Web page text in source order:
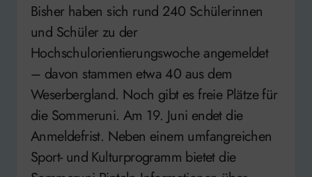
Bisher haben sich rund 240 Schülerinnen
und Schüler zu der
Hochschulorientierungswoche angemeldet
– davon stammen etwa 40 aus dem
Weserbergland. Noch gibt es freie Plätze für
die Sommeruni. Am 19. Juni endet die
Anmeldefrist. Neben einem umfangreichen
Sport- und Kulturprogramm bietet die